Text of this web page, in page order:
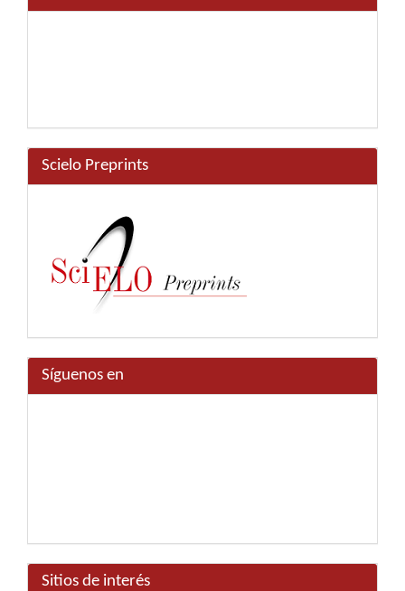
Scielo Preprints
Síguenos en
Sitios de interés